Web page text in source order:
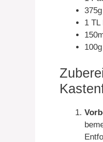
1 TL